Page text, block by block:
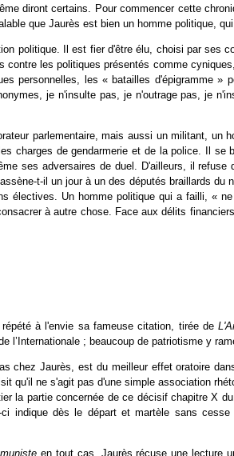
diront certains. Pour commencer cette
que Jaurès est bien un homme politique,
politique. Il est fier d'être élu, choisi par
les politiques présentés comme
personnelles, les « batailles d'épigramme
je n'insulte pas, je n'outrage pas, je
parlementaire, mais aussi un militant,
charges de gendarmerie et de la police. Il
ses adversaires de duel. D'ailleurs, il
t-il un jour à un des députés braillards
électives. Un homme politique qui a failli, «
à autre chose. Face aux délits
à l'envie sa fameuse citation, tirée de
l’Internationale ; beaucoup de patriotisme y
chez Jaurès, est du meilleur effet oratoire
qu'il ne s'agit pas d'une simple association
la partie concernée de ce décisif chapitre X
indique dès le départ et martèle sans
en tout cas, Jaurès récuse une lecture